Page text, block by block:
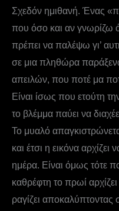
Σχεδόν ημιθανή. Ένας
που όσο και αν γνωρίζω
πρέπει να παλέψω γι’
σε μια πληθώρα
απειλών, που ποτέ μα
Είναι ίσως που ετούτη
το βλέμμα παύει να
Το μυαλό
και έτσι η εικόνα
ημέρα. Είναι όμως τότε
καθρέφτη το πρωί
ραγίζει αποκαλύπτοντας